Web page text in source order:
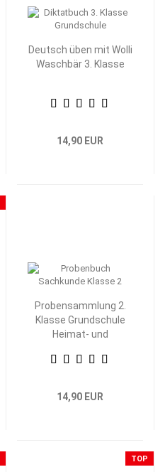
Deutsch üben mit Wolli
Waschbär 3. Klasse
14,90 EUR
Probensammlung 2.
Klasse Grundschule
Heimat- und
14,90 EUR
TOP